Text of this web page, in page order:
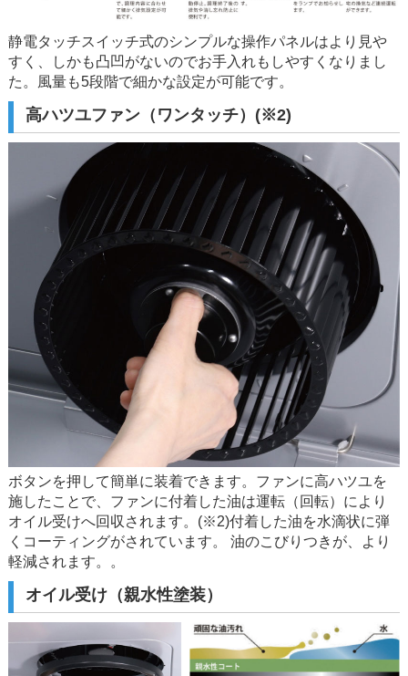
静電タッチスイッチ式のシンプルな操作パネルはより見や
すく、しかも凸凹がないのでお手入れもしやすくなりまし
た。風量も5段階で細かな設定が可能です。
高ハツユファン（ワンタッチ）(※2)
ボタンを押して簡単に装着できます。ファンに高ハツユを
施したことで、ファンに付着した油は運転（回転）により
オイル受けへ回収されます。(※2)付着した油を水滴状に弾
くコーティングがされています。 油のこびりつきが、より
軽減されます。。
オイル受け（親水性塗装）